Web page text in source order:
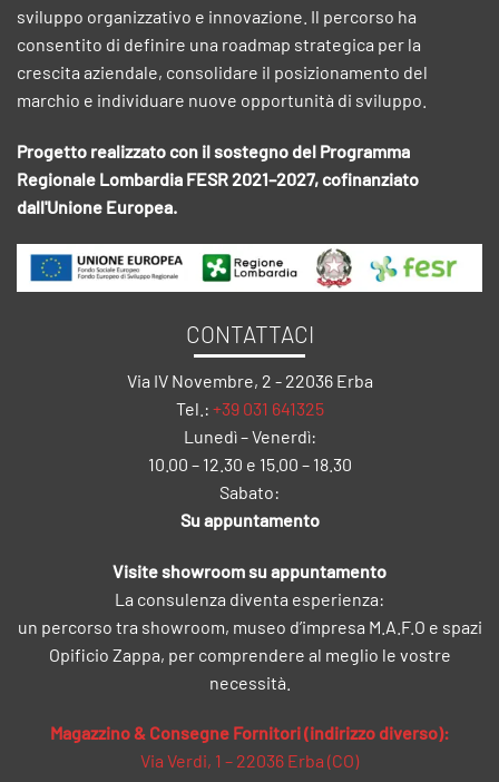
sviluppo organizzativo e innovazione. Il percorso ha
consentito di definire una roadmap strategica per la
crescita aziendale, consolidare il posizionamento del
marchio e individuare nuove opportunità di sviluppo.
Progetto realizzato con il sostegno del Programma
Regionale Lombardia FESR 2021–2027, cofinanziato
dall'Unione Europea.
CONTATTACI
Via IV Novembre, 2 - 22036 Erba
Tel.: +39 031 641325
Lunedì – Venerdì:
10.00 – 12.30 e 15.00 – 18.30
Sabato:
Su appuntamento
Visite showroom su appuntamento
La consulenza diventa esperienza:
un percorso tra showroom, museo d’impresa M.A.F.O e spazi
Opificio Zappa, per comprendere al meglio le vostre
necessità.
Magazzino & Consegne Fornitori (indirizzo diverso):
Via Verdi, 1 – 22036 Erba (CO)